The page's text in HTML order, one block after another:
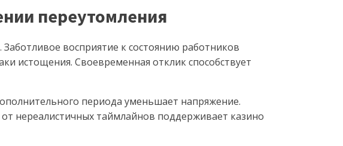
переутомления
восприятие к состоянию работников
истощения. Своевременная отклик способствует
периода уменьшает напряжение.
нереалистичных таймлайнов поддерживает казино